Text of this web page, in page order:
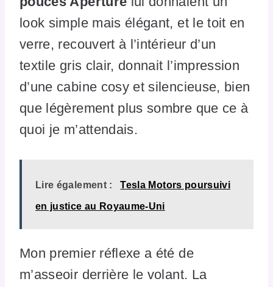
look simple mais élégant, et le toit en
verre, recouvert à l’intérieur d’un
textile gris clair, donnait l’impression
d’une cabine cosy et silencieuse, bien
que légèrement plus sombre que ce à
quoi je m’attendais.
Lire également : Tesla Motors poursuivi
en justice au Royaume-Uni
Mon premier réflexe a été de
m’asseoir derrière le volant. La